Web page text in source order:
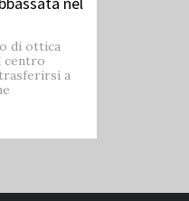
di ottica
centro
a